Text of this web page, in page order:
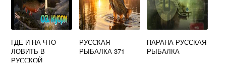
ГДЕ И НА ЧТО
ЛОВИТЬ В
РУССКОЙ
РУССКАЯ
РЫБАЛКА 371
ПАРАНА РУССКАЯ
РЫБАЛКА